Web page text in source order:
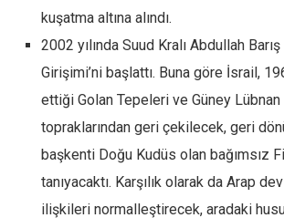
kuşatma altına alındı.
2002 yılında Suud Kralı Abdullah
Girişimi’ni başlattı. Buna göre İsrail,
ettiği Golan Tepeleri ve Güney
topraklarından geri çekilecek, geri
başkenti Doğu Kudüs olan bağımsız
tanıyacaktı. Karşılık olarak da Arap
ilişkileri normalleştirecek, aradaki